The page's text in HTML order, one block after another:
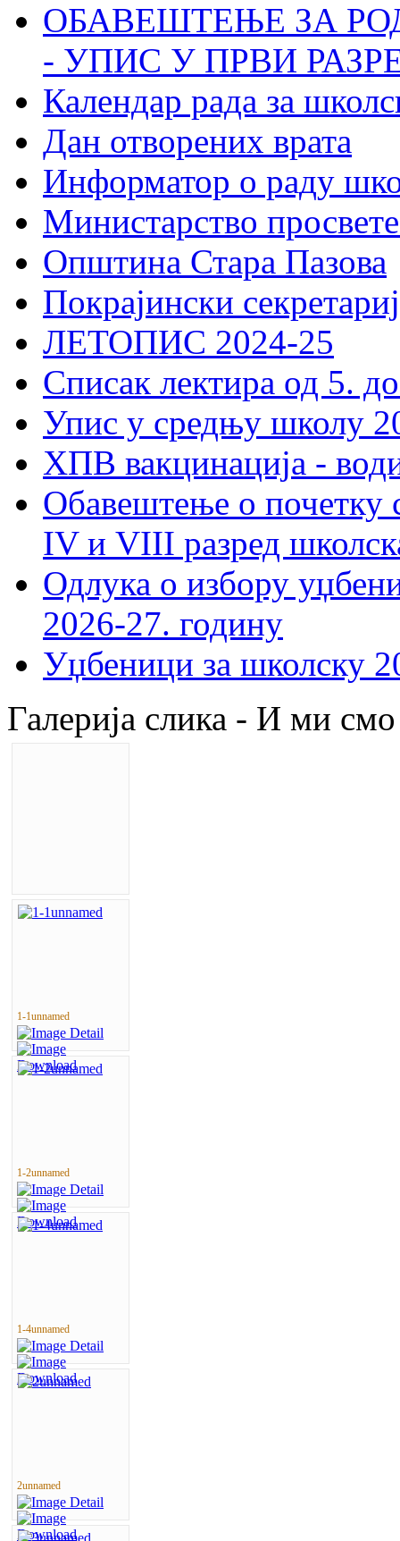
ОБАВЕШТЕЊЕ ЗА
- УПИС У ПРВИ
Календар рада за
Дан отворених врата
Информатор о раду
Министарство
Општина Стара Пазова
Покрајински
ЛЕТОПИС 2024-25
Списак лектира од 5.
Упис у средњу школу
ХПВ вакцинација -
Обавештење о почетку
IV и VIII разред
Одлука о избору
2026-27. годину
Уџбеници за школску
Галерија слика - И ми
1-1unnamed
1-2unnamed
1-4unnamed
2unnamed